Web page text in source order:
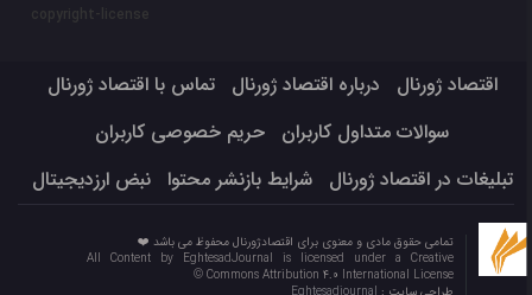
اقتصاد ژورنال درباره اقتصاد ژورنال
تماس با اقتصاد ژورنال
سوالات متداول کاربران
حریم خصوصی کاربران
تبلیغات در اقتصاد ژورنال
شرایط بازنشر محتوا نبض ارزدیجیتال
تمامی حقوق مادی و معنوی برای اقتصادژورنال محفوظ می باشد ❤️
All Content by EghtesadJournal is licensed under a Creative
Commons Attribution 4.0 International License ©️